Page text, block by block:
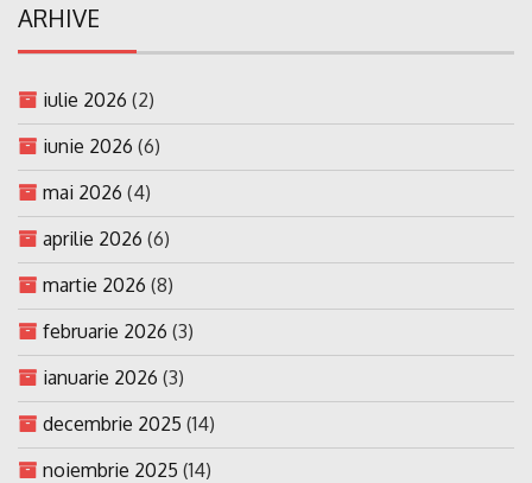
ARHIVE
iulie 2026 (2)
iunie 2026 (6)
mai 2026 (4)
aprilie 2026 (6)
martie 2026 (8)
februarie 2026 (3)
ianuarie 2026 (3)
decembrie 2025 (14)
noiembrie 2025 (14)